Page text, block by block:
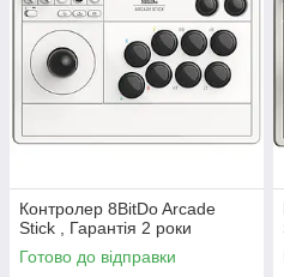
Контролер 8BitDo Arcade
Stick , Гарантія 2 роки
Готово до відправки